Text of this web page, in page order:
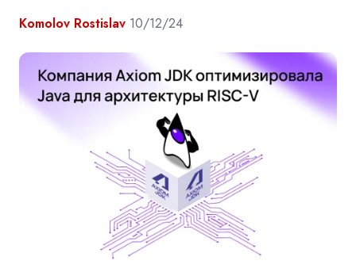
Komolov Rostislav 10/12/24